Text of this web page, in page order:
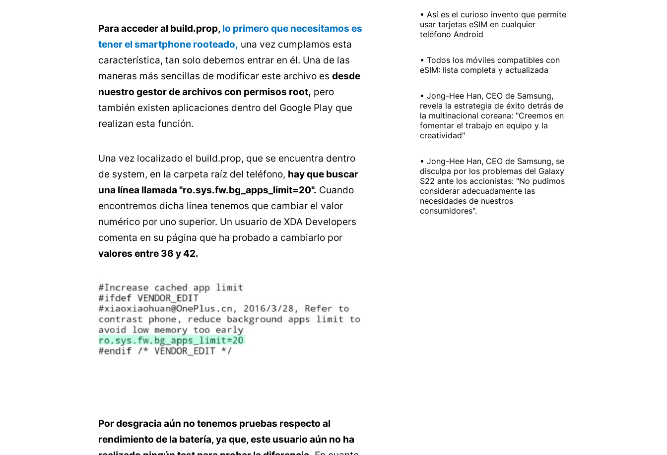
Para acceder al build.prop, lo primero que necesitamos es
tener el smartphone rooteado, una vez cumplamos esta
característica, tan solo debemos entrar en él. Una de las
maneras más sencillas de modificar este archivo es desde
nuestro gestor de archivos con permisos root, pero
también existen aplicaciones dentro del Google Play que
realizan esta función.
Una vez localizado el build.prop, que se encuentra dentro
de system, en la carpeta raíz del teléfono, hay que buscar
una línea llamada "ro.sys.fw.bg_apps_limit=20". Cuando
encontremos dicha linea tenemos que cambiar el valor
numérico por uno superior. Un usuario de XDA Developers
comenta en su página que ha probado a cambiarlo por
valores entre 36 y 42.
Por desgracia aún no tenemos pruebas respecto al
rendimiento de la batería, ya que, este usuario aún no ha
Así es el curioso invento que permite
usar tarjetas eSIM en cualquier
teléfono Android
Todos los móviles compatibles con
eSIM: lista completa y actualizada
Jong-Hee Han, CEO de Samsung,
revela la estrategia de éxito detrás de
la multinacional coreana: "Creemos en
fomentar el trabajo en equipo y la
creatividad"
Jong-Hee Han, CEO de Samsung, se
disculpa por los problemas del Galaxy
S22 ante los accionistas: "No pudimos
considerar adecuadamente las
necesidades de nuestros
consumidores".